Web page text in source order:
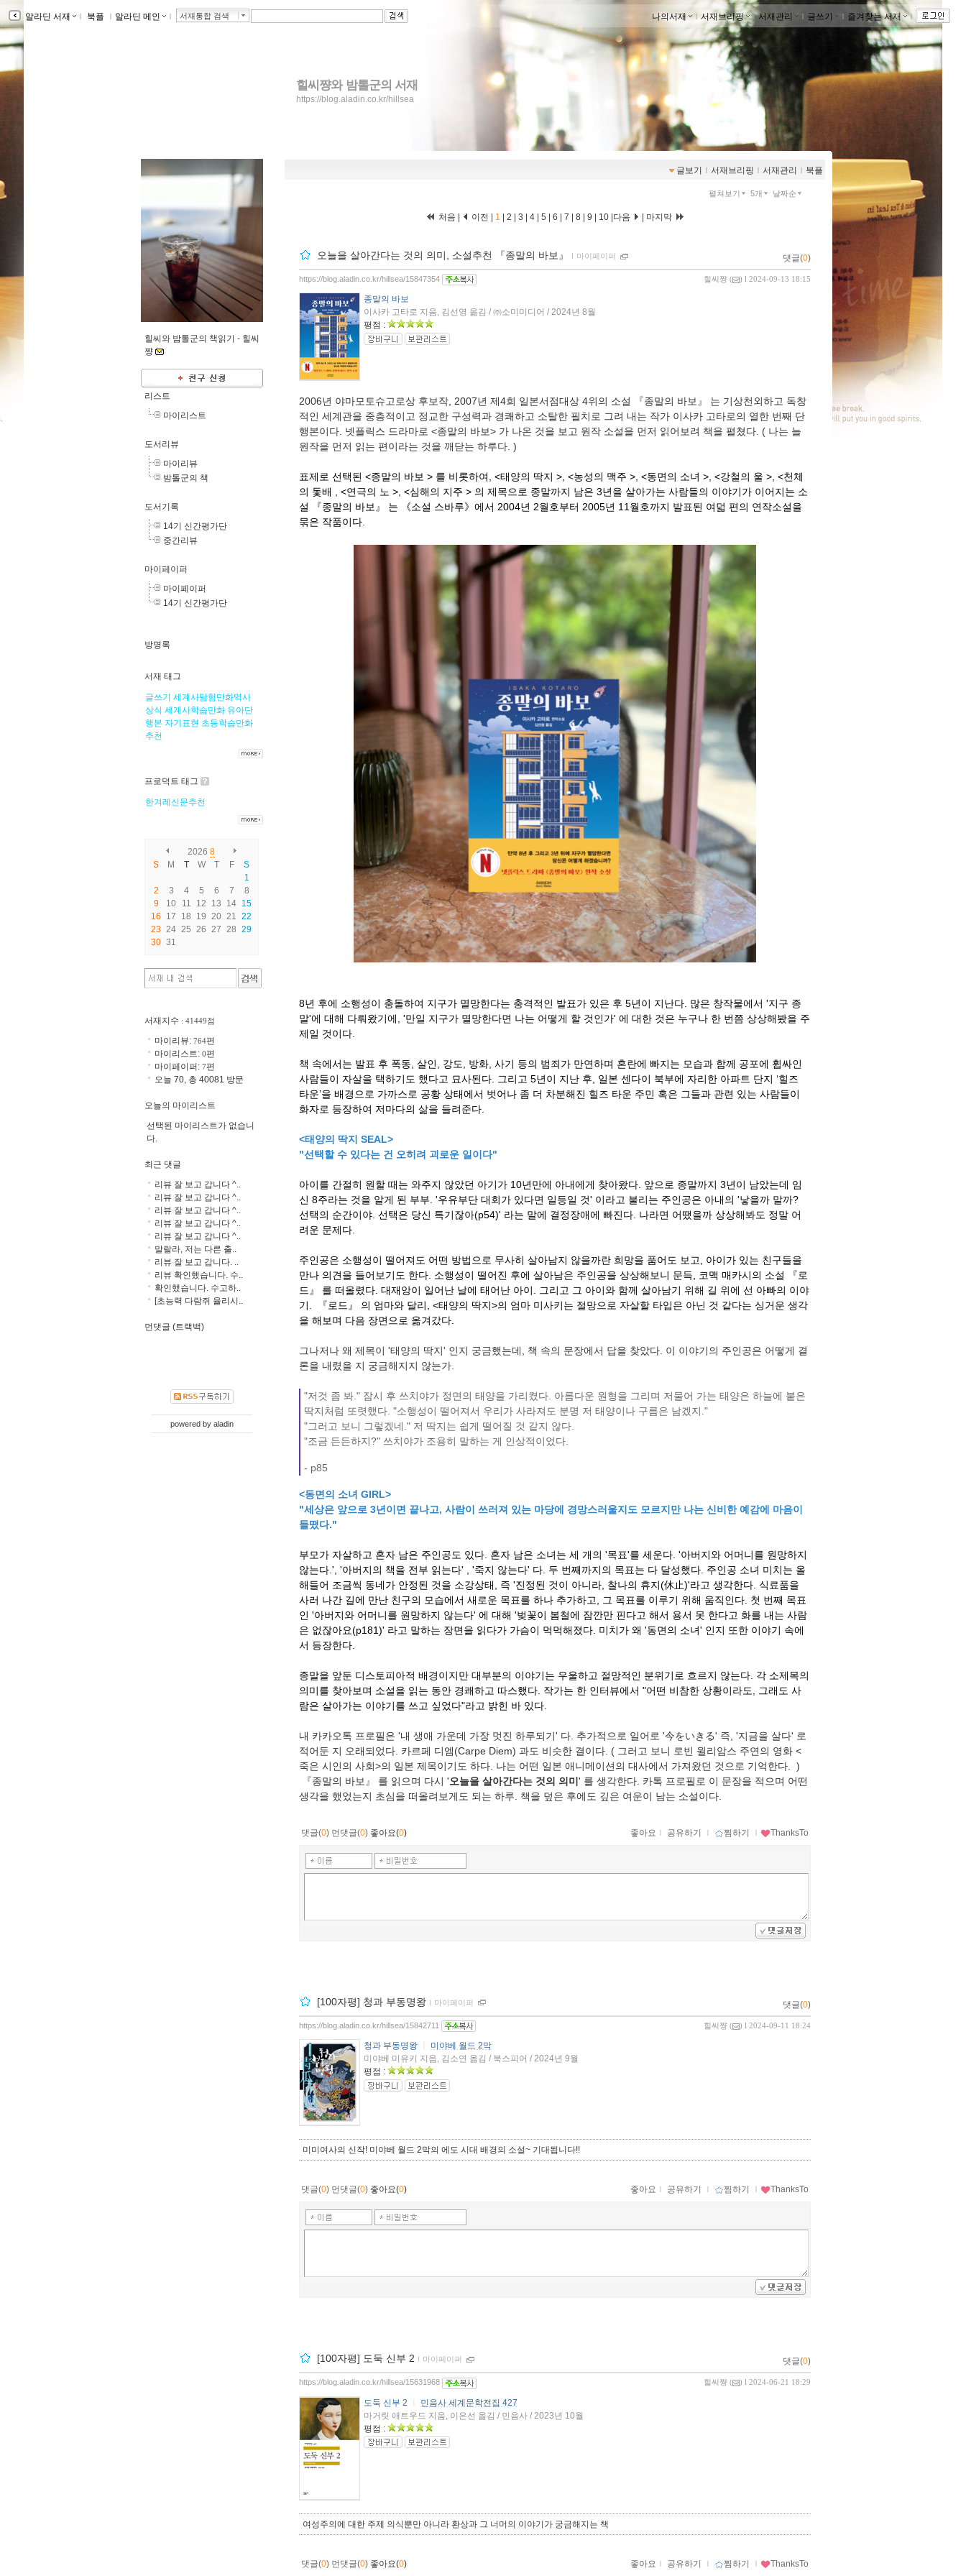
알라딘 서재 ｌ 북플 ｌ 알라딘 메인 ｌ 서재통합 검색 나의서재 ｌ서재브리핑 ｌ서재관리 ｌ 글쓰기 ｌ 즐겨찾는 서재 ｌ
힐씨쨩와 밤톨군의 서재
https://blog.aladin.co.kr/hillsea
글보기 ｌ 서재브리핑 ｌ 서재관리 ｌ 북플
펼쳐보기 5개 날짜순
처음 | 이전 | 1 2 3 4 5 6 7 8 9 10 다음 마지막
오늘을 살아간다는 것의 의미, 소설추천 『종말의 바보』 ｌ 마이페이퍼 댓글(0)
힐씨쨩 ( ) l 2024-09-13 18:15
https://blog.aladin.co.kr/hillsea/15847354
종말의 바보
이사카 고타로 지음, 김선영 옮김 / ㈜소미미디어 / 2024년 8월
평점 :
2006년 야마모토슈고로상 후보작, 2007년 제4회 일본서점대상 4위의 소설 『종말의 바보』 는 기상천외하고 독창
적인 세계관을 중층적이고 정교한 구성력과 경쾌하고 소탈한 필치로 그려 내는 작가 이사카 고타로의 열한 번째 단
행본이다. 넷플릭스 드라마로 <종말의 바보> 가 나온 것을 보고 원작 소설을 먼저 읽어보려 책을 펼쳤다. ( 나는 늘
원작을 먼저 읽는 편이라는 것을 깨닫는 하루다. )
표제로 선택된 <종말의 바보 > 를 비롯하여, <태양의 딱지 >, <농성의 맥주 >, <동면의 소녀 >, <강철의 울 >, <천체
의 돛배 , <연극의 노 >, <심해의 지주 > 의 제목으로 종말까지 남은 3년을 살아가는 사람들의 이야기가 이어지는 소
설
『종말의 바보』 는
《소설 스바루》에서 2004년 2월호부터 2005년 11월호까지 발표된 여덟 편의 연작소설을
묶은 작품이다.
8년 후에 소행성이 충돌하여 지구가 멸망한다는 충격적인 발표가 있은 후 5년이 지난다. 많은 창작물에서 '지구 종
말'에 대해 다뤄왔기에, '만일 지구가 멸망한다면 나는 어떻게 할 것인가' 에 대한 것은 누구나 한 번쯤 상상해봤을 주
제일 것이다.
책 속에서는 발표 후 폭동, 살인, 강도, 방화, 사기 등의 범죄가 만연하며 혼란에 빠지는 모습과 함께 공포에 휩싸인
사람들이 자살을 택하기도 했다고 묘사된다.
그리고 5년이 지난 후, 일본 센다이 북부에 자리한 아파트 단지 ‘힐즈
타운’을 배경으로 가까스로 공황 상태에서 벗어나 좀 더 차분해진 힐즈 타운 주민 혹은 그들과 관련 있는 사람들이
화자로 등장하여 저마다의 삶을 들려준다.
<태양의 딱지 SEAL>
"선택할 수 있다는 건 오히려 괴로운 일이다"
아이를 간절히 원할 때는 와주지 않았던 아기가 10년만에 아내에게 찾아왔다. 앞으로 종말까지 3년이 남았는데 임
신 8주라는 것을 알게 된 부부. '우유부단 대회가 있다면 일등일 것' 이라고 불리는 주인공은 아내의 '낳을까 말까?
선택의 순간이야. 선택은 당신 특기잖아(p54)' 라는 말에 결정장애에 빠진다. 나라면 어땠을까 상상해봐도 정말 어
려운 문제다.
주인공은 소행성이 떨어져도 어떤 방법으로 무사히 살아남지 않을까란 희망을 품어도 보고, 아이가 있는 친구들을
만나 의견을 들어보기도 한다. 소행성이 떨어진 후에 살아남은 주인공을 상상해보니 문득, 코맥 매카시의 소설 『로
드』 를 떠올렸다. 대재앙이 일어난 날에 태어난 아이. 그리고 그 아이와 함께 살아남기 위해 길 위에 선 아빠의 이야
기. 『로드』 의 엄마와 달리, <태양의 딱지>의 엄마 미사키는 절망으로 자살할 타입은 아닌 것 같다는 싱거운 생각
을 해보며 다음 장면으로 옮겨갔다.
그나저나 왜 제목이 '태양의 딱지' 인지 궁금했는데, 책 속의 문장에서 답을 찾았다. 이 이야기의 주인공은 어떻게 결
론을 내렸을 지 궁금해지지 않는가.
"저것 좀 봐." 잠시 후 쓰치야가 정면의 태양을 가리켰다. 아름다운 원형을 그리며 저물어 가는 태양은 하늘에 붙은
딱지처럼 또렷했다. "소행성이 떨어져서 우리가 사라져도 분명 저 태양이나 구름은 남겠지."
"그러고 보니 그렇겠네." 저 딱지는 쉽게 떨어질 것 같지 않다.
"조금 든든하지?" 쓰치야가 조용히 말하는 게 인상적이었다.
- p85
<동면의 소녀 GIRL>
"세상은 앞으로 3년이면 끝나고, 사람이 쓰러져 있는 마당에 경망스러울지도 모르지만 나는 신비한 예감에 마음이
들떴다."
부모가 자살하고 혼자 남은 주인공도 있다. 혼자 남은 소녀는 세 개의 '목표'를 세운다. '아버지와 어머니를 원망하지
않는다.', '아버지의 책을 전부 읽는다' , '죽지 않는다' 다. 두 번째까지의 목표는 다 달성했다. 주인공 소녀 미치는 올
해들어 조금씩 동네가 안정된 것을 소강상태, 즉 '진정된 것이 아니라, 찰나의 휴지(休止)'라고 생각한다. 식료품을
사러 나간 길에 만난 친구의 모습에서 새로운 목표를 하나 추가하고, 그 목표를 이루기 위해 움직인다. 첫 번째 목표
인 '아버지와 어머니를 원망하지 않는다' 에 대해 '벚꽃이 봄철에 잠깐만 핀다고 해서 용서 못 한다고 화를 내는 사람
은 없잖아요(p181)' 라고 말하는 장면을 읽다가 가슴이 먹먹해졌다. 미치가 왜 '동면의 소녀' 인지 또한 이야기 속에
서 등장한다.
종말을 앞둔 디스토피아적 배경이지만 대부분의 이야기는 우울하고 절망적인 분위기로 흐르지 않는다. 각 소제목의
의미를 찾아보며 소설을 읽는 동안 경쾌하고 따스했다. 작가는 한 인터뷰에서 "어떤 비참한 상황이라도, 그래도 사
람은 살아가는 이야기를 쓰고 싶었다"라고 밝힌 바 있다.
내 카카오톡 프로필은 '내 생애 가운데 가장 멋진 하루되기' 다. 추가적으로 일어로 '今をいきる' 즉, '지금을 살다' 로
적어둔 지 오래되었다. 카르페 디엠(Carpe Diem) 과도 비슷한 결이다. ( 그러고 보니 로빈 윌리암스 주연의 영화 <
죽은 시인의 사회>의 일본 제목이기도 하다. 나는 어떤 일본 애니메이션의 대사에서 가져왔던 것으로 기억한다. )
『종말의 바보』 를 읽으며 다시 '오늘을 살아간다는 것의 의미 ' 를 생각한다. 카톡 프로필로 이 문장을 적으며 어떤
생각을 했었는지 초심을 떠올려보게도 되는 하루. 책을 덮은 후에도 깊은 여운이 남는 소설이다.
댓글(0) 먼댓글(0) 좋아요(0) 좋아요 ｌ 공유하기 ｌ 찜하기 ｌ ThanksTo
[100자평] 청과 부동명왕 ｌ 마이페이퍼 댓글(0)
힐씨쨩 ( ) l 2024-09-11 18:24
https://blog.aladin.co.kr/hillsea/15842711
청과 부동명왕
미야베 월드 2막
미야베 미유키 지음, 김소연 옮김 / 북스피어 / 2024년 9월
평점 :
미미여사의 신작! 미야베 월드 2막의 에도 시대 배경의 소설~ 기대됩니다!!
댓글(0) 먼댓글(0) 좋아요(0) 좋아요 ｌ 공유하기 ｌ 찜하기 ｌ ThanksTo
[100자평] 도둑 신부 2 ｌ 마이페이퍼 댓글(0)
힐씨쨩 ( ) l 2024-06-21 18:29
https://blog.aladin.co.kr/hillsea/15631968
도둑 신부 2
민음사 세계문학전집 427
마거릿 애트우드 지음, 이은선 옮김 / 민음사 / 2023년 10월
평점 :
여성주의에 대한 주제 의식뿐만 아니라 환상과 그 너머의 이야기가 궁금해지는 책
댓글(0) 먼댓글(0) 좋아요(0) 좋아요 ｌ 공유하기 ｌ 찜하기 ｌ ThanksTo
힐씨와 밤톨군의 책읽기 - 힐씨
쨩
리스트
마이리스트
도서리뷰
마이리뷰
밤톨군의 책
도서기록
14기 신간평가단
중간리뷰
마이페이퍼
마이페이퍼
14기 신간평가단
방명록
서재 태그
글쓰기 세계사탐험만화역사
상식 세계사학습만화 유아단
행본 자기표현 초등학습만화
추천
프로덕트 태그
한겨레신문추천
2026 8
S
M T W T F
S
1
2
3 4 5 6 7
8
9
10 11 12 13 14 15
16
17 18 19 20 21
22
23 24 25 26 27 28 29
30 31
서재지수 : 41449점
마이리뷰: 764편
마이리스트: 0편
마이페이퍼: 7편
오늘 70, 총 40081 방문
오늘의 마이리스트
선택된 마이리스트가 없습니
다.
최근 댓글
리뷰 잘 보고 갑니다 ^..
리뷰 잘 보고 갑니다 ^..
리뷰 잘 보고 갑니다 ^..
리뷰 잘 보고 갑니다 ^..
리뷰 잘 보고 갑니다 ^..
말랄라, 저는 다른 출..
리뷰 잘 보고 갑니다. ..
리뷰 확인했습니다. 수..
확인했습니다. 수고하..
[초능력 다람쥐 율리시..
먼댓글 (트랙백)
powered by aladin